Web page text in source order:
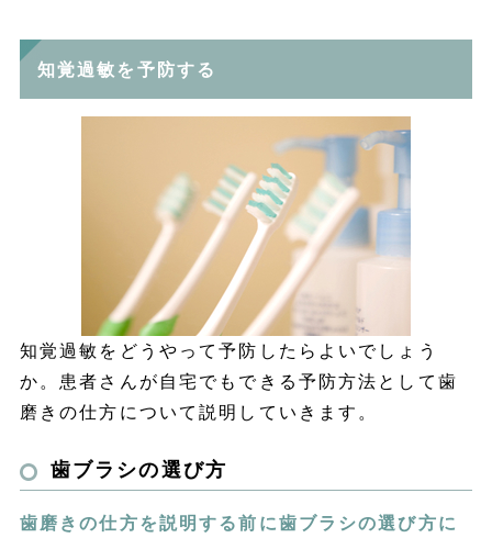
知覚過敏を予防する
知覚過敏をどうやって予防したらよいでしょう
か。患者さんが自宅でもできる予防方法として歯
磨きの仕方について説明していきます。
歯ブラシの選び方
歯磨きの仕方を説明する前に歯ブラシの選び方に